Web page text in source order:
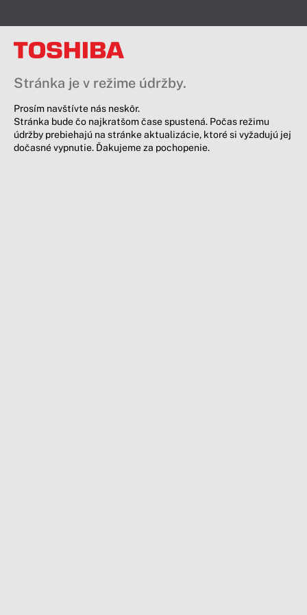
Stránka je v režime údržby.
Prosím navštívte nás neskôr.
Stránka bude čo najkratšom čase spustená. Počas režimu
údržby prebiehajú na stránke aktualizácie, ktoré si vyžadujú jej
dočasné vypnutie. Ďakujeme za pochopenie.